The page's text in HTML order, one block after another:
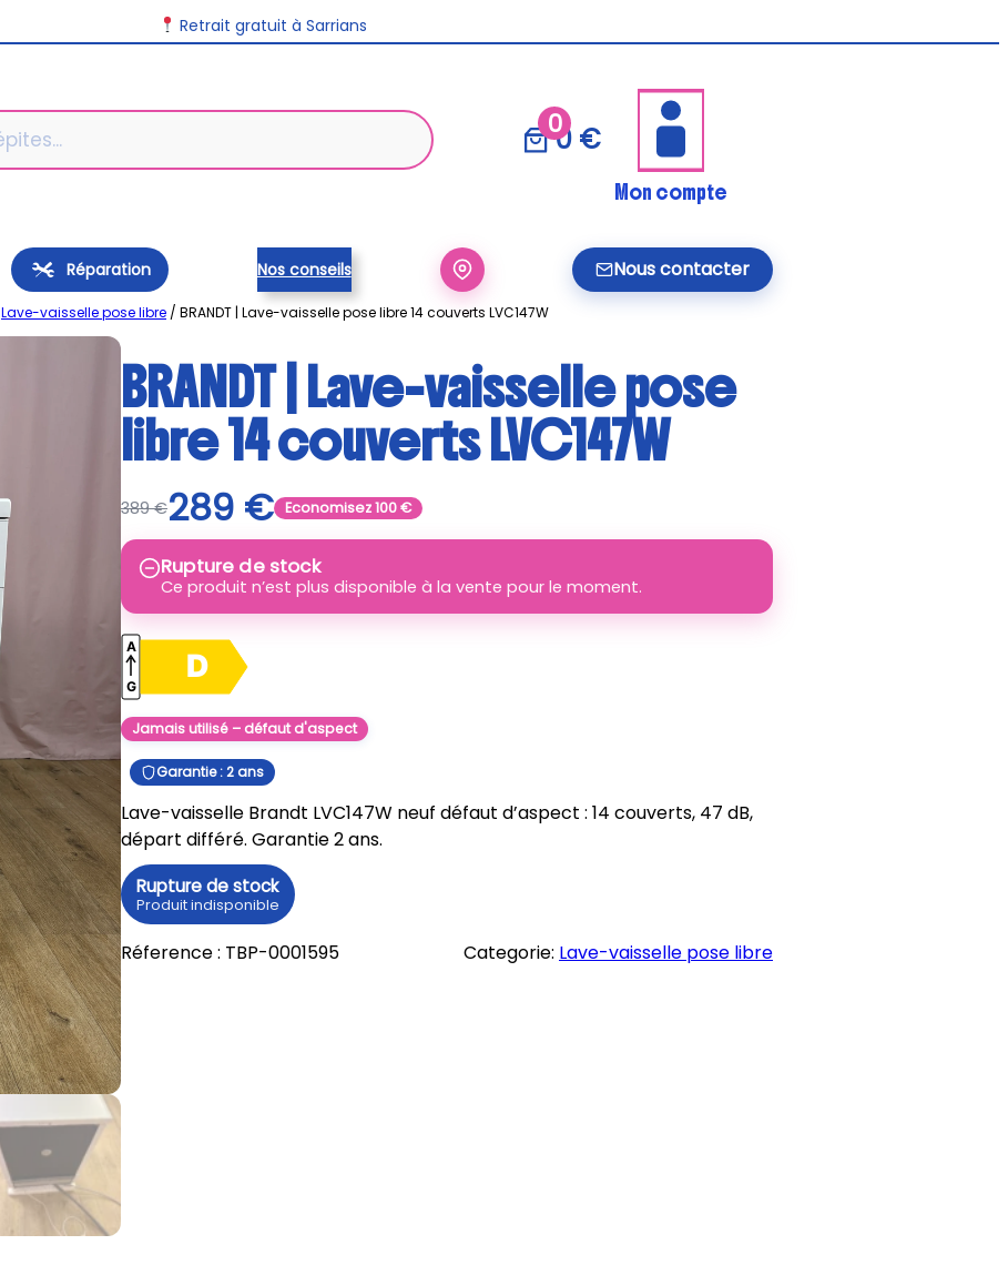
Retrait gratuit à Sarrians
00 €
Mon compte
Réparation Nous contacter
Nos conseils
Lave-vaisselle pose libre / BRANDT | Lave-vaisselle pose libre 14 couverts LVC147W
BRANDT | Lave-vaisselle pose
libre 14 couverts LVC147W
389€289 € Economisez100€
Rupture de stock
Ce produit n’est plus disponible à la vente pour le moment.
Jamais utilisé – défaut d'aspect
Garantie : 2 ans
Lave-vaisselle Brandt LVC147W neuf défaut d’aspect : 14 couverts, 47 dB,
départ différé. Garantie 2 ans.
Rupture de stock
Produit indisponible
Réference : TBP-0001595 Categorie: Lave-vaisselle pose libre